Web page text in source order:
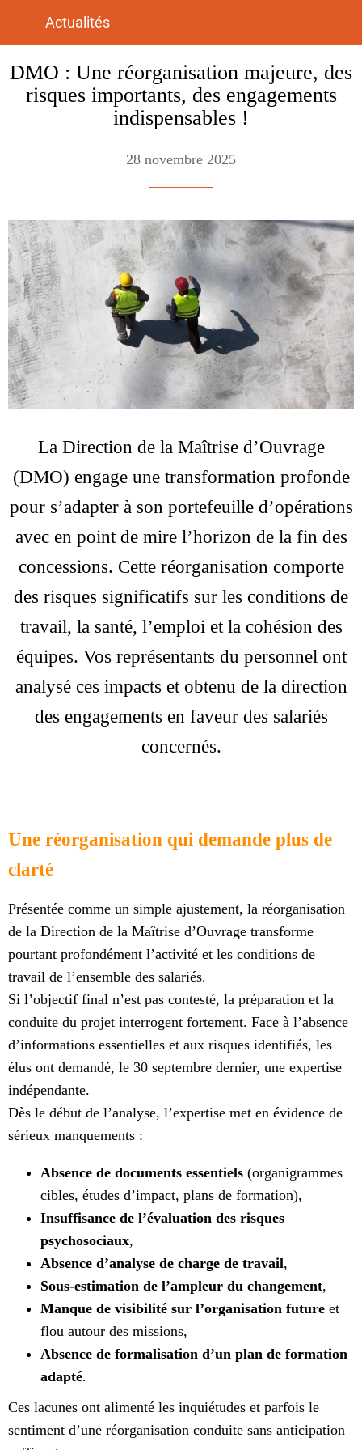
Actualités
DMO : Une réorganisation majeure, des
risques importants, des engagements
indispensables !
28 novembre 2025
La Direction de la Maîtrise d’Ouvrage
(DMO) engage une transformation profonde
pour s’adapter à son portefeuille d’opérations
avec en point de mire l’horizon de la fin des
concessions. Cette réorganisation comporte
des risques significatifs sur les conditions de
travail, la santé, l’emploi et la cohésion des
équipes. Vos représentants du personnel ont
analysé ces impacts et obtenu de la direction
des engagements en faveur des salariés
concernés.
Une réorganisation qui demande plus de
clarté
Présentée comme un simple ajustement, la réorganisation
de la Direction de la Maîtrise d’Ouvrage transforme
pourtant profondément l’activité et les conditions de
travail de l’ensemble des salariés.
Si l’objectif final n’est pas contesté, la préparation et la
conduite du projet interrogent fortement. Face à l’absence
d’informations essentielles et aux risques identifiés, les
élus ont demandé, le 30 septembre dernier, une expertise
indépendante.
Dès le début de l’analyse, l’expertise met en évidence de
sérieux manquements :
Absence de documents essentiels (organigrammes
cibles, études d’impact, plans de formation),
Insuffisance de l’évaluation des risques
psychosociaux,
Absence d’analyse de charge de travail,
Sous-estimation de l’ampleur du changement,
Manque de visibilité sur l’organisation future et
flou autour des missions,
Absence de formalisation d’un plan de formation
adapté.
Ces lacunes ont alimenté les inquiétudes et parfois le
sentiment d’une réorganisation conduite sans anticipation